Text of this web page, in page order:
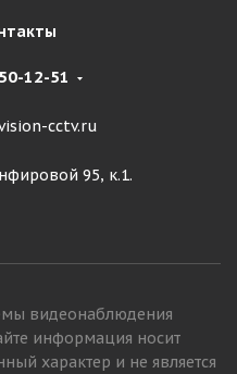
12-51
cctv.ru
95, к.1.
видеонаблюдения
информация носит
характер и не является